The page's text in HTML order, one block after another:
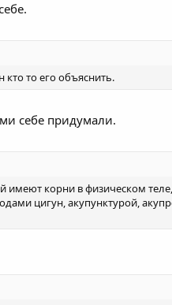
то его объяснить.
себе придумали.
имеют корни в физическом
цигун, акупунктурой,